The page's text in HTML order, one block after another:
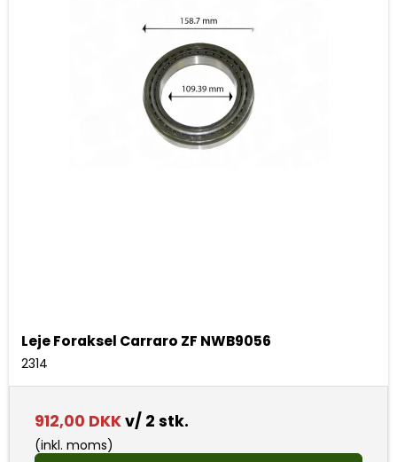
Leje Foraksel Carraro ZF NWB9056
2314
912,00 DKKv/ 2 stk.
(inkl. moms)